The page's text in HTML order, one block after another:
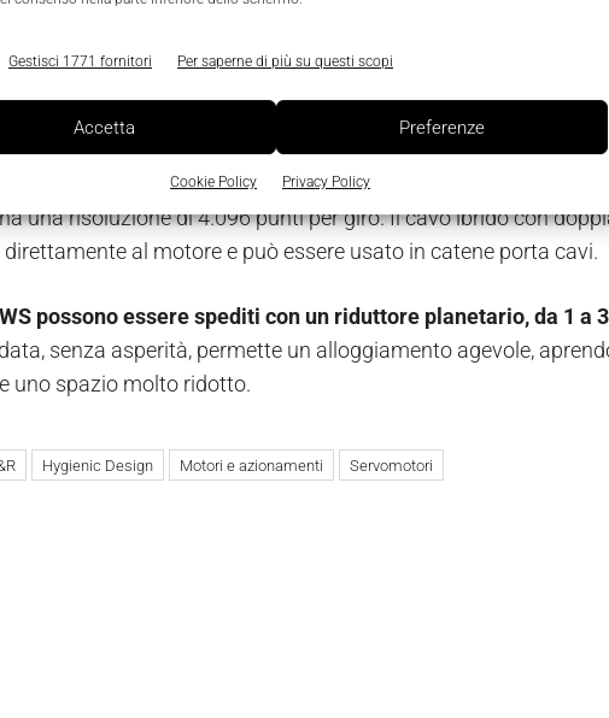
Gestisci 1771 fornitori Per saperne di più su questi scopi
Accetta Preferenze
Cookie Policy Privacy Policy
brushless prevedono 4 possibili taglie, con diametri da 17
specificatamente per ambienti industriali difficili ed è
secondo le necessità di utilizzo. La taglia 40 mm è
IP69K per l’impiego nella produzione alimentare e delle
per questi motori è di 60 V in continua, con un range di
una risoluzione di 4.096 punti per giro. Il cavo ibrido con
al motore e può essere usato in catene porta cavi.
possono essere spediti con un riduttore planetario, da 1
senza asperità, permette un alloggiamento agevole,
uno spazio molto ridotto.
Hygienic Design Motori e azionamenti Servomotori